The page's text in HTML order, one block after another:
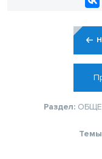
Раздел: